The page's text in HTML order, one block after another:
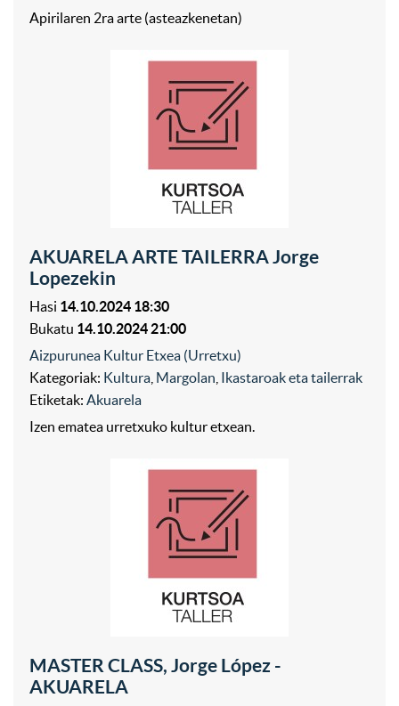
Apirilaren 2ra arte (asteazkenetan)
AKUARELA ARTE TAILERRA Jorge
Lopezekin
Hasi 14.10.2024 18:30
Bukatu 14.10.2024 21:00
Aizpurunea Kultur Etxea (Urretxu)
Kategoriak: Kultura Margolan Ikastaroak eta tailerrak
Etiketak: Akuarela
Izen ematea urretxuko kultur etxean.
MASTER CLASS, Jorge López -
AKUARELA